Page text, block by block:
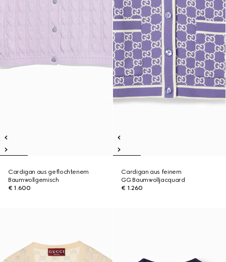
Cardigan aus geflochtenem
Baumwollgemisch
€ 1.600
Cardigan aus feinem
GG Baumwolljacquard
€ 1.260